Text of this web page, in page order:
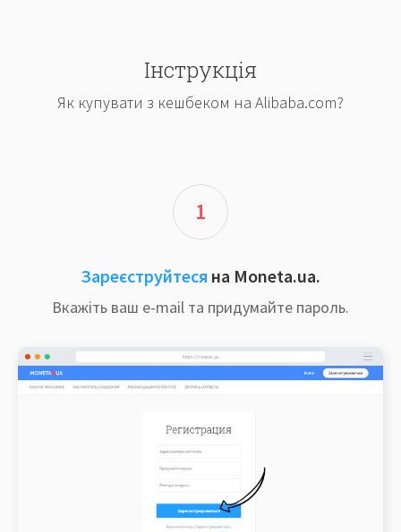
Інструкція
Як купувати з кешбеком на Alibaba.com?
1
Зареєструйтеся на Moneta.ua.
Вкажіть ваш e-mail та придумайте пароль.